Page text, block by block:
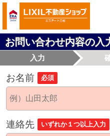
お問い合わせ内容の入
入力
お名前 必須
連絡先 いずれか１つ以上入力